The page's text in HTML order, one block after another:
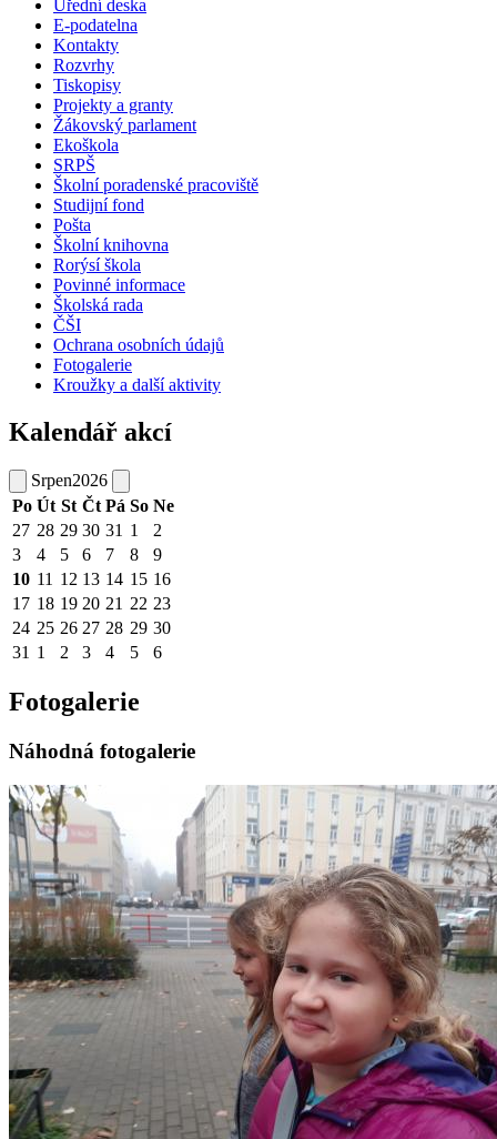
Uřední deska
E-podatelna
Kontakty
Rozvrhy
Tiskopisy
Projekty a granty
Žákovský parlament
Ekoškola
SRPŠ
Školní poradenské pracoviště
Studijní fond
Pošta
Školní knihovna
Rorýsí škola
Povinné informace
Školská rada
ČŠI
Ochrana osobních údajů
Fotogalerie
Kroužky a další aktivity
Kalendář akcí
Srpen2026
Po Út St Čt Pá So Ne
27 28 29 30 31 1
2
3
4 5 6 7 8
9
10 11 12 13 14 15 16
17 18 19 20 21 22 23
24 25 26 27 28 29 30
31 1 2 3 4 5 6
Fotogalerie
Náhodná fotogalerie